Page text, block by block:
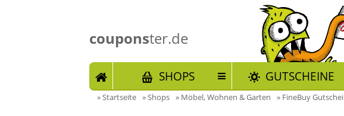
couponster.de
START SHOPS GUTSCHEINE
»Startseite »Shops » Möbel, Wohnen & Garten » FineBuy